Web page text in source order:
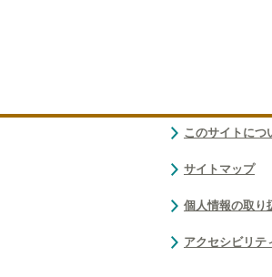
このサイトにつ
サイトマップ
個人情報の取り
アクセシビリテ